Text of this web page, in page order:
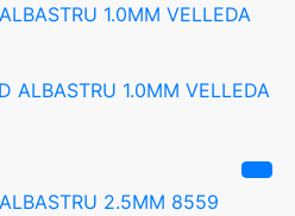
1.0MM VELLEDA
2.5MM 8559